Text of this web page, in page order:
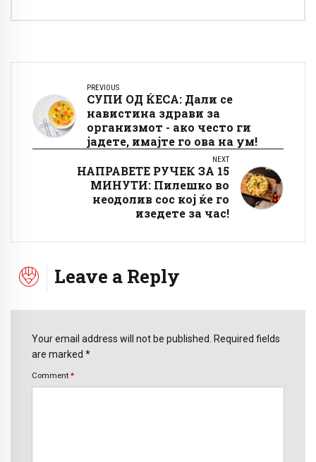
PREVIOUS
СУПИ ОД ЌЕСА: Дали се
навистина здрави за
организмот - ако често ги
јадете, имајте го ова на ум!
NEXT
НАПРАВЕТЕ РУЧЕК ЗА 15
МИНУТИ: Пилешко во
неодолив сос кој ќе го
изедете за час!
Leave a Reply
Your email address will not be published. Required fields
are marked *
Comment *